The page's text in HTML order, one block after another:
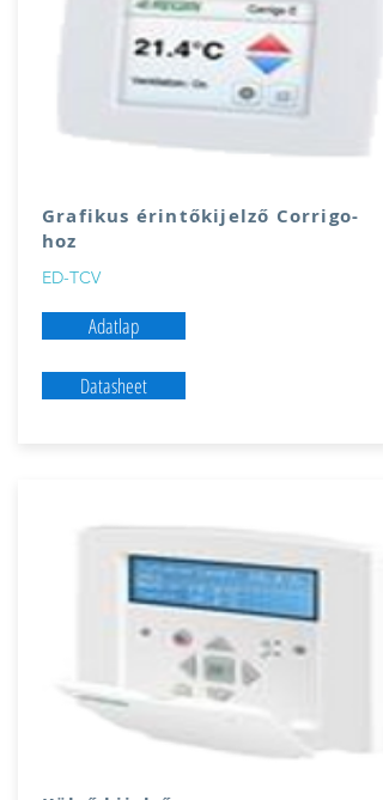
Grafikus érintőkijelző Corrigo-
hoz
ED-TCV
Adatlap
Datasheet